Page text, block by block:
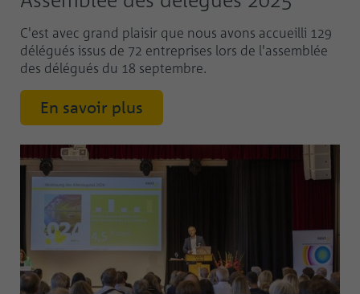
C'est avec grand plaisir que nous avons accueilli 129
délégués issus de 72 entreprises lors de l'assemblée
des délégués du 18 septembre.
En savoir plus